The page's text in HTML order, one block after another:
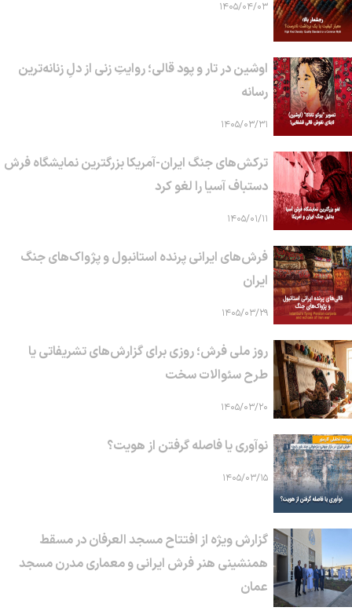
۱۴۰۵/۰۴/۰۳
اوشین در تار و پود قالی؛ روایتِ زنی از دلِ زنانه‌ترین
رسانه
۱۴۰۵/۰۳/۳۱
ترکش‌های جنگ ایران-آمریکا بزرگترین نمایشگاه فرش
دستباف آسیا را لغو کرد
۱۴۰۵/۰۱/۱۱
فرش‌های ایرانی پرنده استانبول و پژواک‌های جنگ
ایران
۱۴۰۵/۰۳/۲۹
روز ملی فرش؛ روزی برای گزارش‌های تشریفاتی یا
طرح سئوالات سخت
۱۴۰۵/۰۳/۲۰
نوآوری یا فاصله گرفتن از هویت؟
۱۴۰۵/۰۳/۱۵
گزارش ویژه از افتتاح مسجد العرفان در مسقط
همنشینی هنر فرش ایرانی و معماری مدرن مسجد
عمان